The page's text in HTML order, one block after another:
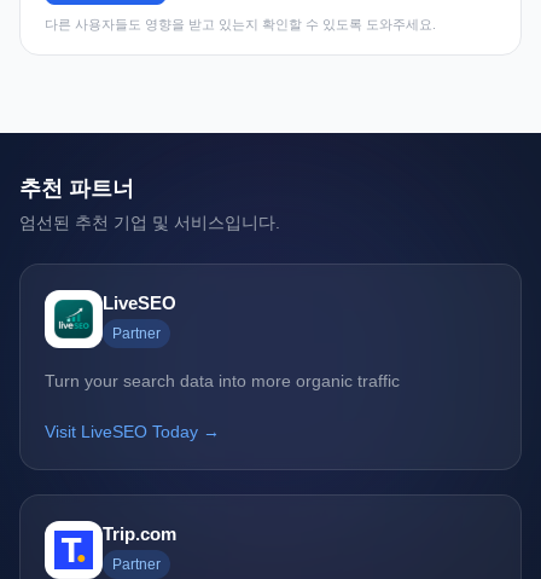
다른 사용자들도 영향을 받고 있는지 확인할 수 있도록 도와주세요.
추천 파트너
엄선된 추천 기업 및 서비스입니다.
LiveSEO
Partner
Turn your search data into more organic traffic
Visit LiveSEO Today →
Trip.com
Partner